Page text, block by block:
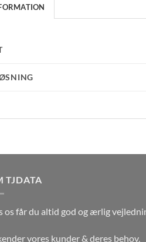
TJDATA
os får du altid god og ærlig
vores kunder & deres behov.